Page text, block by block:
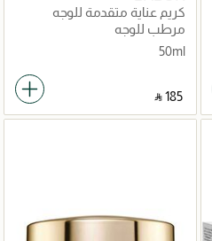
كريم عناية متقدمة للوجه
لمقاومة علامات التقدّم بالسن
وشد البشرة
مرطب للوجه
50ml
‎ ⃁ ⁦185⁩ ‎